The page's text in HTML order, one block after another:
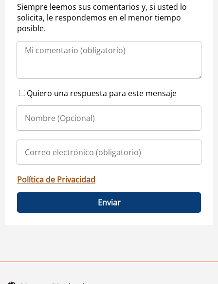
Siempre leemos sus comentarios y, si usted lo
solicita, le respondemos en el menor tiempo
posible.
Quiero una respuesta para este mensaje
Política de Privacidad
Enviar